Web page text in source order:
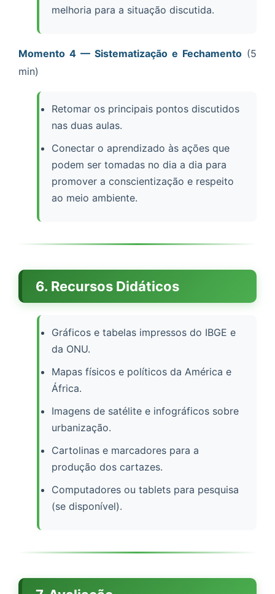
melhoria para a situação discutida.
Momento 4 — Sistematização e Fechamento (5
min)
Retomar os principais pontos discutidos
nas duas aulas.
Conectar o aprendizado às ações que
podem ser tomadas no dia a dia para
promover a conscientização e respeito
ao meio ambiente.
6. Recursos Didáticos
Gráficos e tabelas impressos do IBGE e
da ONU.
Mapas físicos e políticos da América e
África.
Imagens de satélite e infográficos sobre
urbanização.
Cartolinas e marcadores para a
produção dos cartazes.
Computadores ou tablets para pesquisa
(se disponível).